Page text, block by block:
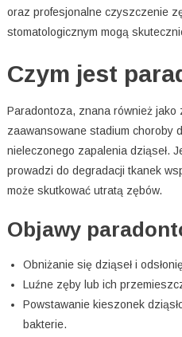
oraz profesjonalne czyszczenie
stomatologicznym mogą
Czym jest
Paradontoza, znana również jako
zaawansowane stadium choroby
nieleczonego zapalenia dziąseł.
prowadzi do degradacji tkanek
może skutkować utratą zębów.
Objawy
Obniżanie się dziąseł i
Luźne zęby lub ich
Powstawanie kieszonek
bakterie.